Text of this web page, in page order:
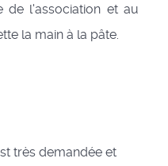
de l'association et au
la main à la pâte.
très demandée et